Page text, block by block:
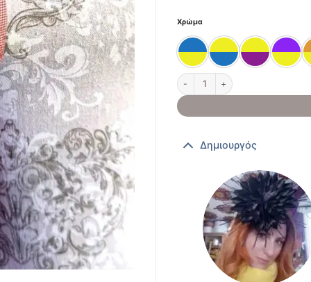
Χρώμα
Καρφίτσα - κοκαλάκι ποσότητα
Δημιουργός